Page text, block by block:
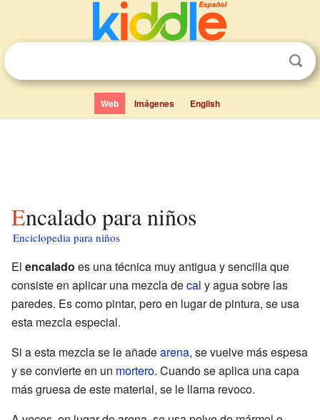
Web Imágenes English
Encalado para niños
Enciclopedia para niños
El encalado es una técnica muy antigua y sencilla que
consiste en aplicar una mezcla decal y agua sobre las
paredes. Es como pintar, pero en lugar de pintura, se usa
esta mezcla especial.
Si a esta mezcla se le añadearena, se vuelve más espesa
y se convierte en un mortero. Cuando se aplica una capa
más gruesa de este material, se le llama revoco.